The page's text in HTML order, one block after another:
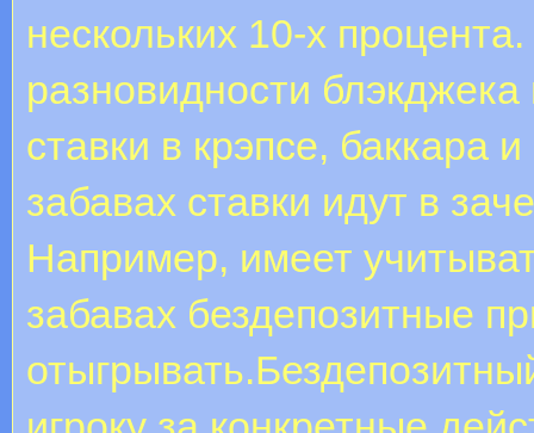
нескольких 10-х
разновидности
ставки в крэпсе, баккара
забавах ставки идут в
Например, имеет
забавах бездепозитные